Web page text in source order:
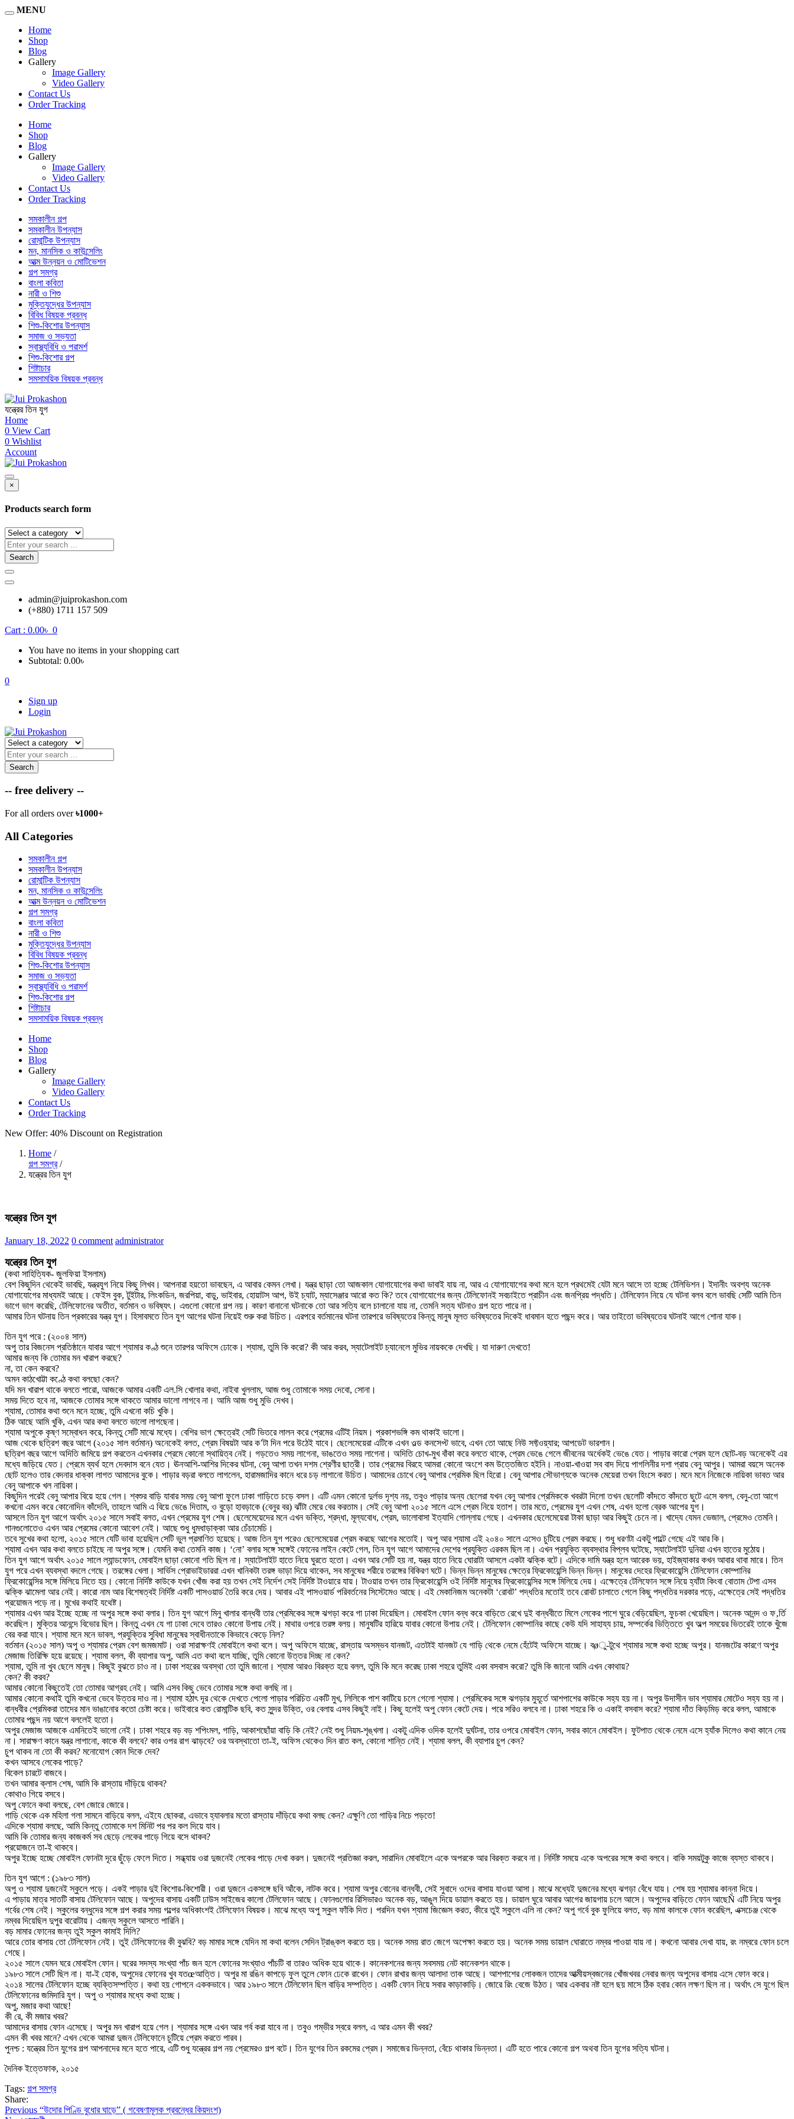
MENU
Home
Shop
Blog
Gallery
Image Gallery
Video Gallery
Contact Us
Order Tracking
Home
Shop
Blog
Gallery
Image Gallery
Video Gallery
Contact Us
Order Tracking
সমকালীন গল্প
সমকালীন উপন্যাস
রোমান্টিক উপন্যাস
মন, মানসিক ও কাউন্সেলিং
আত্ম উন্নয়ন ও মোটিভেশন
গল্প সমগ্র
বাংলা কবিতা
নারী ও শিশু
মুক্তিযুদ্ধের উপন্যাস
বিবিধ বিষয়ক প্রবন্ধ
শিশু-কিশোর উপন্যাস
সমাজ ও সভ্যতা
স্বাস্থ্যবিধি ও পরামর্শ
শিশু-কিশোর গল্প
শিষ্টাচার
সমসাময়িক বিষয়ক প্রবন্ধ
যন্ত্রের তিন যুগ
Home
0 View Cart
0 Wishlist
Account
×
Products search form
Search
admin@juiprokashon.com
(+880) 1711 157 509
Cart : 0.00৳ 0
You have no items in your shopping cart
Subtotal: 0.00৳
0
Sign up
Login
Search
-- free delivery --
For all orders over৳1000+
All Categories
সমকালীন গল্প
সমকালীন উপন্যাস
রোমান্টিক উপন্যাস
মন, মানসিক ও কাউন্সেলিং
আত্ম উন্নয়ন ও মোটিভেশন
গল্প সমগ্র
বাংলা কবিতা
নারী ও শিশু
মুক্তিযুদ্ধের উপন্যাস
বিবিধ বিষয়ক প্রবন্ধ
শিশু-কিশোর উপন্যাস
সমাজ ও সভ্যতা
স্বাস্থ্যবিধি ও পরামর্শ
শিশু-কিশোর গল্প
শিষ্টাচার
সমসাময়িক বিষয়ক প্রবন্ধ
Home
Shop
Blog
Gallery
Image Gallery
Video Gallery
Contact Us
Order Tracking
New Offer: 40% Discounton Registration
Home /
গল্প সমগ্র/
যন্ত্রের তিন যুগ
যন্ত্রের তিন যুগ
Posted
January 18, 2022 0 comment administrator
যন্ত্রের তিন যুগ
(কথা সাহিত্যিক- জুলফিয়া ইসলাম)
বেশ কিছুদিন থেকেই ভাবছি, যন্ত্রযুগ নিয়ে কিছু লিখব। আপনারা হয়তো ভাবছেন, এ আবার কেমন লেখা। যন্ত্র ছাড়া তো আজকাল যোগাযোগের কথা ভাবাই যায় না, আর এ যোগাযোগের কথা মনে হলে প্রথমেই যেটা মনে আসে তা হচ্ছে টেলিভিশন। ইদানীং অবশ্য অনেক
যোগাযোগের মাধ্যমই আছে। ফেইস বুক, টুইটার, লিংকডিন, জরপিয়া, বাডু, ভাইবার, হোয়াটস আপ, উই চ্যাট, ম্যাসেঞ্জার আরো কত কি? তবে যোগাযোগের জন্য টেলিফোনই সবচাইতে প্রাচীন এবং জনপ্রিয় পদ্ধতি। টেলিফোন নিয়ে যে ঘটনা বলব বলে ভাবছি সেটি আমি তিন
ভাগে ভাগ করেছি, টেলিফোনের অতীত, বর্তমান ও ভবিষ্যৎ। এগুলো কোনো গল্প নয়। কারণ বানানো ঘটনাকে তো আর সত্যি বলে চালানো যায় না, তেমনি সত্য ঘটনাও গল্প হতে পারে না।
আমার তিন ঘটনায় তিন প্রকারের যন্ত্র যুগ। হিসাবমতে তিন যুগ আগের ঘটনা নিয়েই শুরু করা উচিত। এরপরে বর্তমানের ঘটনা তারপরে ভবিষ্যতের কিন্তু মানুষ মূলত ভবিষ্যতের দিকেই ধাবমান হতে পছন্দ করে। আর তাইতো ভবিষ্যতের ঘটনাই আগে শোনা যাক।
তিন যুগ পরে : (২০০৪ সাল)
অপু তার বিজনেস প্রতিষ্ঠানে যাবার আগে শ্যামার কণ্ঠ শুনে তারপর অফিসে ঢোকে। শ্যামা, তুমি কি করো? কী আর করব, স্যাটেলাইট চ্যানেলে মুভির নায়ককে দেখছি। যা দারুণ দেখতে!
আমার জন্য কি তোমার মন খারাপ করছে?
না, তা কেন করবে?
অমন কাঠখোট্টা কণ্ঠে কথা বলছো কেন?
যদি মন খারাপ থাকে বলতে পারো, আজকে আমার একটি এল.সি খোলার কথা, নাইবা খুললাম, আজ শুধু তোমাকে সময় দেবো, সোনা।
সময় দিতে হবে না, আজকে তোমার সঙ্গে থাকতে আমার ভালো লাগবে না। আমি আজ শুধু মুভি দেখব।
শ্যামা, তোমার কথা শুনে মনে হচ্ছে, তুমি এখনো কচি খুকি।
ঠিক আছে আমি খুকি, এখন আর কথা বলতে ভালো লাগছেনা।
শ্যামা অপুকে কৃষ্ণ সম্বোধন করে, কিন্তু সেটি মাঝে মধ্যে। বেশির ভাগ ক্ষেত্রেই সেটি ভিতরে লালন করে প্রেমের এটিই নিয়ম। প্রকাশভঙ্গি কম থাকাই ভালো।
আজ থেকে ছত্রিশ বছর আগে (২০১৫ সাল বর্তমান) অনেকেই বলত, প্রেম বিষয়টা আর ক’টা দিন পরে উঠেই যাবে। ছেলেমেয়েরা এটিকে এখন ওল্ড কনসেপ্ট ভাবে, এখন তো আছে নিউ সফ্টওয়্যার; আপডেট ভারশান।
ছত্রিশ বছর আগে অদিতি জমিয়ে গল্প করতেন এখনকার প্রেমে কোনো স্থায়িত্ব নেই। গড়তেও সময় লাগেনা, ভাঙতেও সময় লাগেনা। অদিতি চোখ-মুখ বাঁকা করে বলতে থাকে, প্রেম ভেঙে গেলে জীবনের অর্ধেকই ভেঙে যেত। পাড়ার কারো প্রেম হলে ছোট-বড় অনেকেই এর
মধ্যে জড়িয়ে যেত। প্রেমে ব্যর্থ হলে দেবদাস বনে যেত। ঊনআশি-আশির দিকের ঘটনা, বেনু আপা তখন দশম শ্রেণীর ছাত্রী। তার প্রেমের বিরহে আমরা কোনো অংশে কম উত্তেজিত হইনি। নাওয়া-খাওয়া সব বাদ দিয়ে পাগলিনীর দশা প্রায় বেনু আপুর। আমরা বয়সে অনেক
ছোট হলেও তার বেদনার ধাক্কা লাগত আমাদের বুকে। পাড়ার বড়রা বলতে লাগলেন, হারামজাদির কানে ধরে চড় লাগানো উচিত। আমাদের চোখে বেনু আপার প্রেমিক ছিল হিরো। বেনু আপার সৌভাগ্যকে অনেক মেয়েরা তখন হিংসে করত। মনে মনে নিজেকে নায়িকা ভাবত আর
বেনু আপাকে খল নায়িকা।
কিছুদিন পরেই বেনু আপার বিয়ে হয়ে গেল। শ্বশুর বাড়ি যাবার সময় বেনু আপা ফুলে ঢাকা গাড়িতে চড়ে বসল। এটি এমন কোনো দুর্লভ দৃশ্য নয়, তবুও পাড়ার অন্য ছেলেরা যখন বেনু আপার প্রেমিককে খবরটা দিলো তখন ছেলেটি কাঁদতে কাঁদতে ছুটে এসে বলল, বেনু-তো আগে
কখনো এমন করে কোনোদিন কাঁদেনি, তাহলে আমি এ বিয়ে ভেঙে দিতাম, ও বুড়ো হাবড়াকে (বেনুর বর) ঝাঁটা মেরে বের করতাম। সেই বেনু আপা ২০১৫ সালে এসে প্রেম নিয়ে হতাশ। তার মতে, প্রেমের যুগ এখন শেষ, এখন হলো ব্রেক আপের যুগ।
আসলে তিন যুগ আগে অর্থাৎ ২০১৫ সালে সবাই বলত, এখন প্রেমের যুগ শেষ। ছেলেমেয়েদের মনে এখন ভক্তি, শ্রদ্ধা, মূল্যবোধ, প্রেম, ভালোবাসা ইত্যাদি গোল্লায় গেছে। এখনকার ছেলেমেয়েরা টাকা ছাড়া আর কিছুই চেনে না। খাদ্যে যেমন ভেজাল, প্রেমেও তেমনি।
গানগুলোতেও এখন আর প্রেমের কোনো আবেশ নেই। আছে শুধু ধুমধাড়াক্কা আর চেঁচামেচি।
তবে সুখের কথা হলো, ২০১৫ সালে যেটি ভাবা হয়েছিল সেটি ভুল প্রমাণিত হয়েছে। আজ তিন যুগ পরেও ছেলেমেয়েরা প্রেম করছে আগের মতোই। অপু আর শ্যামা এই ২০৪০ সালে এসেও চুটিয়ে প্রেম করছে। শুধু ধরণটা একটু পাল্টে গেছে এই আর কি।
শ্যামা এখন আর কথা বলতে চাইছে না অপুর সঙ্গে। যেমনি কথা তেমনি কাজ। ‘নো’ বলার সঙ্গে সঙ্গেই ফোনের লাইন কেটে গেল, তিন যুগ আগে আমাদের দেশের প্রযুক্তি এরকম ছিল না। এখন প্রযুক্তি ব্যবস্থার বিপ্লব ঘটেছে, স্যাটেলাইট দুনিয়া এখন হাতের মুঠোয়।
তিন যুগ আগে অর্থাৎ ২০১৫ সালে ল্যান্ডফোন, মোবাইল ছাড়া কোনো গতি ছিল না। স্যাটেলাইট হাতে নিয়ে ঘুরতে হতো। এখন আর সেটি হয় না, যন্ত্র হাতে নিয়ে ঘোরাটা আসলে একটা ঝক্কি বটে। এদিকে দামি যন্ত্র হলে আরেক ভয়, হাইজ্যাকার কখন আবার থাবা মারে। তিন
যুগ পরে এখন ব্যবস্থা বদলে গেছে। তরঙ্গের খেলা। সার্ভিস প্রোভাইডাররা এখন খানিকটা তরঙ্গ ভাড়া দিয়ে থাকেন, সব মানুষের শরীরে তরঙ্গের বিকিরণ ঘটে। ভিন্ন ভিন্ন মানুষের ক্ষেত্রে ফ্রিকোয়েন্সি ভিন্ন ভিন্ন। মানুষের দেহের ফ্রিকোয়েন্সি টেলিফোন কোম্পানির
ফ্রিকোয়েন্সির সঙ্গে মিলিয়ে নিতে হয়। কোনো নির্দিষ্ট কাউকে যখন খোঁজ করা হয় তখন সেই নির্দেশ সেই নির্দিষ্ট টাওয়ারে যায়। টাওয়ার তখন তার ফ্রিকোয়েন্সি ওই নির্দিষ্ট মানুষের ফ্রিকোয়েন্সির সঙ্গে মিলিয়ে দেয়। এক্ষেত্রে টেলিফোন সঙ্গে নিয়ে হ্যাঁটা কিংবা বোতাম টেপা এসব
ঝক্কি ঝামেলা আর নেই। কারো নাম আর বিশেষত্বই নির্দিষ্ট একটি পাসওয়ার্ড তৈরি করে দেয়। আবার এই পাসওয়ার্ড পরিবর্তনের সিস্টেমেও আছে। এই মেকানিজম অনেকটা ‘রোবট’ পদ্ধতির মতোই তবে রোবট চালাতে গেলে কিছু পদ্ধতির দরকার পড়ে, এক্ষেত্রে সেই পদ্ধতির
প্রয়োজন পড়ে না। মুখের কথাই যথেষ্ট।
শ্যামার এখন আর ইচ্ছে হচ্ছে না অপুর সঙ্গে কথা বলার। তিন যুগ আগে মিনু খালার বান্ধবী তার প্রেমিকের সঙ্গে ঝগড়া করে গা ঢাকা দিয়েছিল। মোবাইল ফোন বন্ধ করে বাড়িতে রেখে দুই বান্ধবীতে মিলে লেকের পাশে ঘুরে বেড়িয়েছিল, ফুচকা খেয়েছিল। অনেক আনন্দ ও ফ‚র্তি
করেছিল। মুক্তির আনন্দে বিভোর ছিল। কিন্তু এখন যে গা ঢাকা দেবে তারও কোনো উপায় নেই। মাথার ওপরে তরঙ্গ বলয়। মানুষটির হারিয়ে যাবার কোনো উপায় নেই। টেলিফোন কোম্পানির কাছে কেউ যদি সাহায্য চায়, সম্পর্কের ভিত্তিতে খুব অল্প সময়ের ভিতরেই তাকে খুঁজে
বের করা যাবে। শ্যামা মনে মনে ভাবল, প্রযুক্তির সুবিধা মানুষের স্বাধীনতাকে কিভাবে কেড়ে নিল?
বর্তমান (২০১৫ সাল) অপু ও শ্যামার প্রেম বেশ জমজমাট। ওরা সারাক্ষণই মোবাইলে কথা বলে। অপু অফিসে যাচ্ছে, রাস্তায় অসম্ভব যানজট, এতটাই যানজট যে গাড়ি থেকে নেমে হেঁটেই অফিসে যাচ্ছে। বøু-টুথে শ্যামার সঙ্গে কথা হচ্ছে অপুর। যানজটের কারণে অপুর
মেজাজ তিরিক্ষি হয়ে রয়েছে। শ্যামা বলল, কী ব্যাপার অপু, আমি এত কথা বলে যাচ্ছি, তুমি কোনো উত্তর দিচ্ছ না কেন?
শ্যামা, তুমি না খুব ছেলে মানুষ। কিছুই বুঝতে চাও না। ঢাকা শহরের অবস্থা তো তুমি জানো। শ্যামা আরও বিরক্ত হয়ে বলল, তুমি কি মনে করেছ ঢাকা শহরে তুমিই একা বসবাস করো? তুমি কি জানো আমি এখন কোথায়?
কেন? কী করব?
আমার কোনো কিছুতেই তো তোমার আগ্রহ নেই। আমি এসব কিছু ভেবে তোমার সঙ্গে কথা বলছি না।
আমার কোনো কথাই তুমি কখনো ভেবে উত্তর দাও না। শ্যামা হঠাৎ দূর থেকে দেখতে পেলো পাড়ার পরিচিত একটি মুখ, লিলিকে পাশ কাটিয়ে চলে গেলো শ্যামা। প্রেমিকের সঙ্গে ঝগড়ার মুহূর্তে আশপাশের কাউকে সহ্য হয় না। অপুর উদাসীন ভাব শ্যামার মোটেও সহ্য হয় না।
বান্ধবীর প্রেমিকরা তাদের মান ভাঙানোর কতো চেষ্টা করে। ভাইবারে কত রোমান্টিক ছবি, কত সুন্দর উক্তি, ওর বেলায় এসব কিছুই নাই। কিছু হলেই অপু ফোন কেটে দেয়। পরে সরিও বলবে না। ঢাকা শহরে কি ও একাই বসবাস করে? শ্যামা দাঁত কিড়মিড় করে বলল, আমাকে
তোমার পছন্দ নয় আগে বললেই হতো।
অপুর মেজাজ আজকে এমনিতেই ভালো নেই। ঢাকা শহরে বড় বড় শপিংমল, গাড়ি, আকাশছোঁয়া বাড়ি কি নেই? নেই শুধু নিয়ম-শৃঙ্খলা। একটু এদিক ওদিক হলেই দুর্ঘটনা, তার ওপরে মোবাইল ফোন, সবার কানে মোবাইল। ফুটপাত থেকে নেমে এসে হ্যাঁক দিলেও কথা কানে নেয়
না। সারাক্ষণ কানে যন্ত্র লাগানো, কাকে কী বলবে? কার ওপর রাগ ঝাড়বে? ওর অবস্থাতো তা-ই, অফিস থেকেও দিন রাত কল, কোনো শান্তি নেই। শ্যামা বলল, কী ব্যাপার চুপ কেন?
চুপ থাকব না তো কী করব? মনোযোগ কোন দিকে দেব?
কখন আসবে লেকের পাড়ে?
বিকেল চারটে বাজবে।
তখন আমার ক্লাস শেষ, আমি কি রাস্তায় দাঁড়িয়ে থাকব?
কোথাও গিয়ে বসবে।
অপু ফোনে কথা বলছে, বেশ জোরে জোরে।
গাড়ি থেকে এক মহিলা গলা সামনে বাড়িয়ে বলল, এইযে ছোকরা, এভাবে হ্যাবলার মতো রাস্তায় দাঁড়িয়ে কথা বলছ কেন? এক্ষুণি তো গাড়ির নিচে পড়তে!
এদিকে শ্যামা বলছে, আমি কিন্তু তোমাকে দশ মিনিট পর পর কল দিয়ে যাব।
আমি কি তোমার জন্য কাজকর্ম সব ছেড়ে লেকের পাড়ে গিয়ে বসে থাকব?
প্রয়োজনে তা-ই থাকবে।
অপুর ইচ্ছে হচ্ছে মোবাইল ফোনটা দূরে ছুঁড়ে ফেলে দিতে। সন্ধ্যায় ওরা দুজনেই লেকের পাড়ে দেখা করল। দুজনেই প্রতিজ্ঞা করল, সারাদিন মোবাইলে একে অপরকে আর বিরক্ত করবে না। নির্দিষ্ট সময়ে একে অপরের সঙ্গে কথা বলবে। বাকি সময়টুকু কাজে ব্যস্ত থাকবে।
তিন যুগ আগে : (১৯৮৩ সাল)
অপু ও শ্যামা দুজনেই স্কুলে পড়ে। একই পাড়ার দুই কিশোর-কিশোরী। ওরা দুজনে একসঙ্গে ছবি আঁকে, নাটক করে। শ্যামা অপুর বোনের বান্ধবী, সেই সুবাদে ওদের বাসায় যাওয়া আসা। মাঝে মধ্যেই দুজনের মধ্যে ঝগড়া বেঁধে যায়। শেষ হয় শ্যামার কান্না দিয়ে।
এ পাড়ায় মাত্র সাতটি বাসায় টেলিফোন আছে। অপুদের বাসায় একটি ঢাউস সাইজের কালো টেলিফোন আছে। ফোনগুলোর রিসিভারও অনেক বড়, আঙুল দিয়ে ডায়াল করতে হয়। ডায়াল ঘুরে আবার আগের জায়গায় চলে আসে। অপুদের বাড়িতে ফোন আছেÑ এটি নিয়ে অপুর
গর্বের শেষ নেই। স্কুলের বন্ধুদের সঙ্গে গল্প করার সময় গল্পের অধিকাংশই টেলিফোন বিষয়ক। মাঝে মধ্যে অপু স্কুল ফাঁকি দিত। পরদিন যখন শ্যামা জিজ্ঞেস করত, কীরে তুই স্কুলে এলি না কেন? অপু গর্বে বুক ফুলিয়ে বলত, বড় মামা কালকে ফোন করেছিল, এক্সচেঞ্জ থেকে
নম্বর দিয়েছিল দুপুর বারোটায়। এজন্য স্কুলে আসতে পারিনি।
বড় মামার ফোনের জন্য তুই স্কুল কামাই দিলি?
আরে তোর বাসায় তো টেলিফোন নেই। তুই টেলিফোনের কী বুঝবি? বড় মামার সঙ্গে যেদিন মা কথা বলেন সেদিন ট্রাঙ্কল করতে হয়। অনেক সময় রাত জেগে অপেক্ষা করতে হয়। অনেক সময় ডায়াল ঘোরাতে নম্বর পাওয়া যায় না। কখনো আবার দেখা যায়, রং নম্বরে ফোন চলে
গেছে।
২০১৫ সালে যেমন ঘরে মোবাইল ফোন। ঘরের সদস্য সংখ্যা পাঁচ জন হলে ফোনের সংখ্যাও পাঁচটি বা তারও অধিক হয়ে থাকে। কানেকশনের জন্য সবসময় নেট কানেকশন থাকে।
১৯৮৩ সালে সেটি ছিল না। যা-ই হোক, অপুদের ফোনের খুব যতœআত্তি। অপুর মা রঙিন কাপড়ে ফুল তুলে ফোন ঢেকে রাখেন। ফোন রাখার জন্য আলাদা তাক আছে। আশপাশের লোকজন তাদের আত্মীয়স্বজনের খোঁজখবর নেবার জন্য অপুদের বাসায় এসে ফোন করে।
২০১৪ সালের টেলিফোন হচ্ছে ব্যক্তিসম্পত্তি। কথা হয় গোপনে এককভাবে। আর ১৯৮৩ সালে টেলিফোন ছিল বাড়ির সম্পত্তি। একটি ফোন নিয়ে সবার কাড়াকাড়ি। জোরে রিং বেজে উঠত। আর একবার নষ্ট হলে ছয় মাসে ঠিক হবার কোন লক্ষণ ছিল না। অর্থাৎ সে যুগে ছিল
টেলিফোনের জমিদারি যুগ। অপু ও শ্যামার মধ্যে কথা হচ্ছে।
অপু, মজার কথা আছে!
কী রে, কী মজার খবর?
আমাদের বাসায় ফোন এসেছে। অপুর মন খারাপ হয়ে গেল। শ্যামার সঙ্গে এখন আর গর্ব করা যাবে না। তবুও গম্ভীর স্বরে বলল, এ আর এমন কী খবর?
এমন কী খবর মানে? এখন থেকে আমরা দুজন টেলিফোনে চুটিয়ে প্রেম করতে পারব।
পুনশ্চ : যন্ত্রের তিন যুগের গল্প আপনাদের মনে হতে পারে, এটি শুধু যন্ত্রের গল্প নয় প্রেমেরও গল্প বটে। তিন যুগের তিন রকমের প্রেম। সমাজের ভিন্নতা, বেঁচে থাকার ভিন্নতা। এটি হতে পারে কোনো গল্প অথবা তিন যুগের সত্যি ঘটনা।
দৈনিক ইত্তেফাক, ২০১৫
Tags: গল্প সমগ্র
Share:
Post
Previous Previous
“উদোর পিণ্ডি বুধোর ঘাড়ে” ( গবেষণামূলক প্রবন্ধের কিয়দংশ)